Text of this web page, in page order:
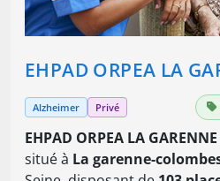
EHPAD ORPEA LA
Alzheimer Privé
EHPAD ORPEA LA GARENNE
situé à La garenne-